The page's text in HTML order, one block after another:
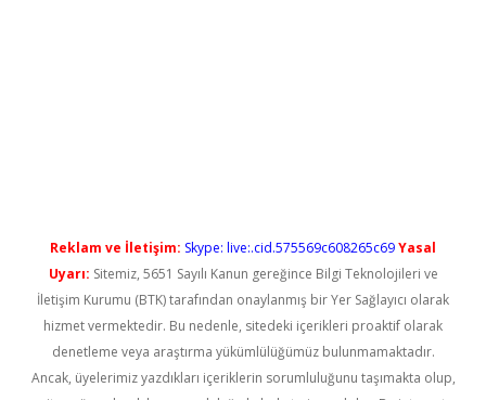
Reklam ve İletişim: Skype: live:.cid.575569c608265c69Yasal
Uyarı: Sitemiz, 5651 Sayılı Kanun gereğince Bilgi Teknolojileri ve
İletişim Kurumu (BTK) tarafından onaylanmış bir Yer Sağlayıcı olarak
hizmet vermektedir. Bu nedenle, sitedeki içerikleri proaktif olarak
denetleme veya araştırma yükümlülüğümüz bulunmamaktadır.
Ancak, üyelerimiz yazdıkları içeriklerin sorumluluğunu taşımakta olup,